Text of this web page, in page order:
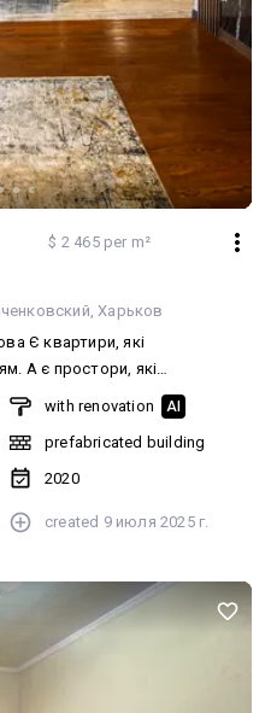
$ 2 465 per m²
Харьков
які
А є простори, які
Саме такою є ця
одному з
від компанії «Авантаж», де
сервісу та бездоганна
всі
і для батьків, які цінують
спальню з виходом на
окремий кабінет, два
працює на комфорт
with renovation AI
prefabricated building
2020
created 9 июля 2025 г.